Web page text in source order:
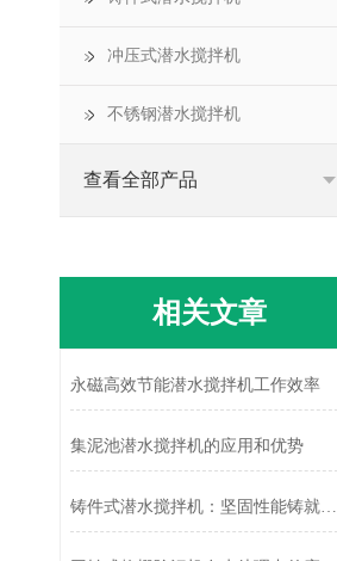
冲压式潜水搅拌机
不锈钢潜水搅拌机
查看全部产品
相关文章
永磁高效节能潜水搅拌机工作效率
集泥池潜水搅拌机的应用和优势
铸件式潜水搅拌机：坚固性能铸就水下“搅拌先锋”